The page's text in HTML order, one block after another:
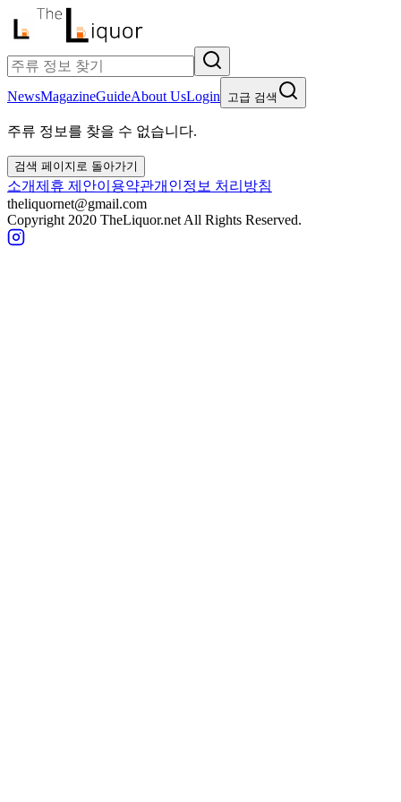
NewsMagazineGuideAbout UsLogin 고급 검색
주류 정보를 찾을 수 없습니다.
검색 페이지로 돌아가기
소개제휴 제안이용약관개인정보 처리방침
theliquornet@gmail.com
Copyright 2020 TheLiquor.net All Rights Reserved.